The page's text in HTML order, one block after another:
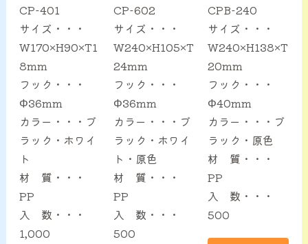
CP-401
サイズ・・・
W170×H90×T1
8mm
フック・・・
Φ36mm
カラー・・・ブ
ラック・ホワイ
ト
材 質・・・
PP
入 数・・・
1,000
CP-602
サイズ・・・
W240×H105×T
24mm
フック・・・
Φ36mm
カラー・・・ブ
ラック・ホワイ
ト・原色
材 質・・・
PP
入 数・・・
500
CPB-240
サイズ・・・
W240×H138×T
20mm
フック・・・
Φ40mm
カラー・・・ブ
ラック・原色
材 質・・・
PP
入 数・・・
500